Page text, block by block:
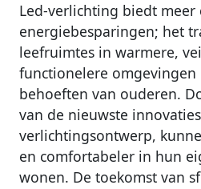
Led-verlichting biedt meer
energiebesparingen; het
leefruimtes in warmere,
functionelere
behoeften van ouderen.
van de nieuwste
verlichtingsontwerp,
en comfortabeler in hun
wonen. De toekomst van